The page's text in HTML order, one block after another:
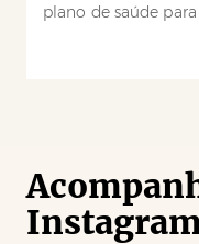
plano de saúde